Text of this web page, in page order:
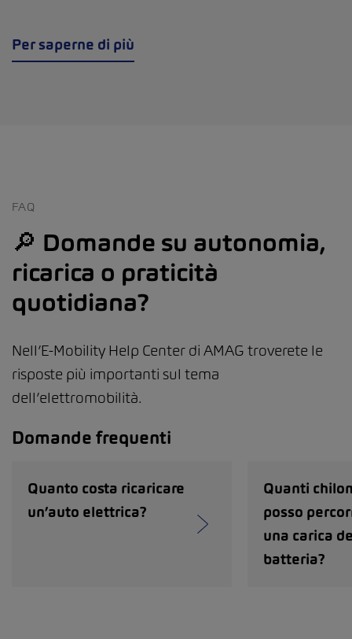
Per saperne di più
FAQ
🔎 Domande su autonomia,
ricarica o praticità
quotidiana?
Nell’E-Mobility Help Center di AMAG troverete le
risposte più importanti sul tema
dell’elettromobilità.
Domande frequenti
Quanto costa ricaricare
un’auto elettrica?
Quanti
posso
una carica
batteria?